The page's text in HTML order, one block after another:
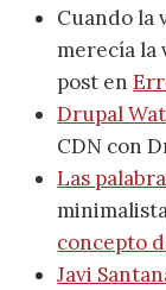
Cuando la
merecía la
post en
Drupal
CDN con
Las
concepto
Javi